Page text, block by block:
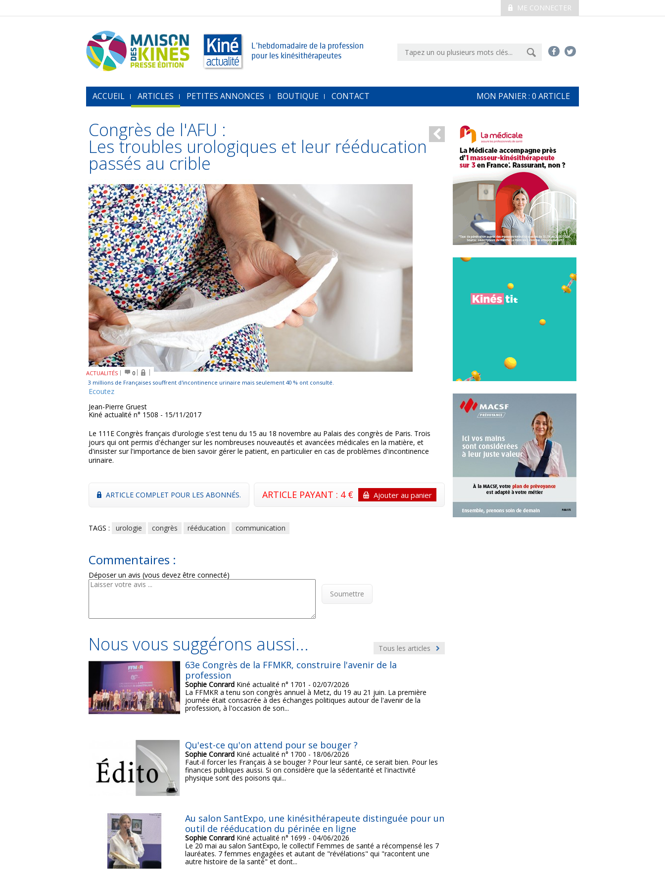
ME CONNECTER
L’hebdomadaire de la profession
pour les kinésithérapeutes
ACCUEIL ARTICLES PETITES ANNONCES BOUTIQUE CONTACT MON PANIER : 0 ARTICLE
Congrès de l'AFU :
Les troubles urologiques et leur rééducation
passés au crible
ACTUALITÉS
0
3 millions de Françaises souffrent d'incontinence urinaire mais seulement 40 % ont consulté.
Ecoutez
Jean-Pierre Gruest
Kiné actualité n° 1508 - 15/11/2017
Le 111E Congrès français d'urologie s'est tenu du 15 au 18 novembre au Palais des congrès de Paris. Trois
jours qui ont permis d'échanger sur les nombreuses nouveautés et avancées médicales en la matière, et
d'insister sur l'importance de bien savoir gérer le patient, en particulier en cas de problèmes d'incontinence
urinaire.
ARTICLE COMPLET POUR LES ABONNÉS. ARTICLE PAYANT : 4 € Ajouter au panier
TAGS : urologie congrès rééducation communication
Commentaires :
Déposer un avis (vous devez être connecté)
Soumettre
Tous les articles
Nous vous suggérons aussi...
63e Congrès de la FFMKR, construire l'avenir de la
profession
Sophie ConrardKiné actualité n° 1701 - 02/07/2026
La FFMKR a tenu son congrès annuel à Metz, du 19 au 21 juin. La première
journée était consacrée à des échanges politiques autour de l'avenir de la
profession, à l'occasion de son...
Qu'est-ce qu'on attend pour se bouger ?
Sophie ConrardKiné actualité n° 1700 - 18/06/2026
Faut-il forcer les Français à se bouger ? Pour leur santé, ce serait bien. Pour les
finances publiques aussi. Si on considère que la sédentarité et l'inactivité
physique sont des poisons qui...
Au salon SantExpo, une kinésithérapeute distinguée pour un
outil de rééducation du périnée en ligne
Sophie ConrardKiné actualité n° 1699 - 04/06/2026
Le 20 mai au salon SantExpo, le collectif Femmes de santé a récompensé les 7
lauréates. 7 femmes engagées et autant de "révélations" qui "racontent une
autre histoire de la santé" et dont...